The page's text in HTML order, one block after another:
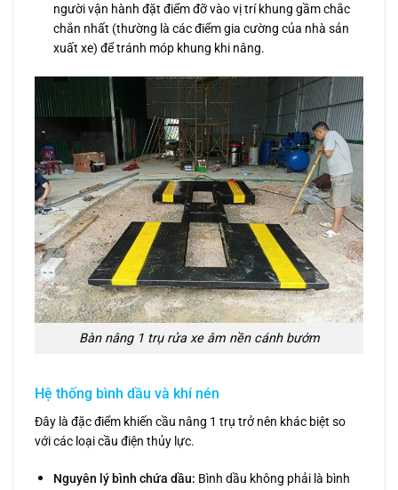
người vận hành đặt điểm đỡ vào vị trí khung gầm chắc
chắn nhất (thường là các điểm gia cường của nhà sản
xuất xe) để tránh móp khung khi nâng.
Bàn nâng 1 trụ rửa xe âm nền cánh bướm
Hệ thống bình dầu và khí nén
Đây là đặc điểm khiến cầu nâng 1 trụ trở nên khác biệt so
với các loại cầu điện thủy lực.
Nguyên lý bình chứa dầu: Bình dầu không phải là bình